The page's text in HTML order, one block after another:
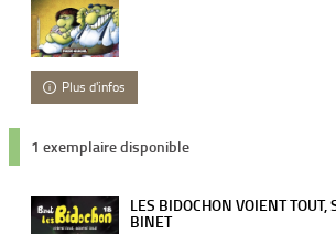
Plus d'infos
1 exemplaire disponible
LES BIDOCHON VOIENT TOUT,
BINET